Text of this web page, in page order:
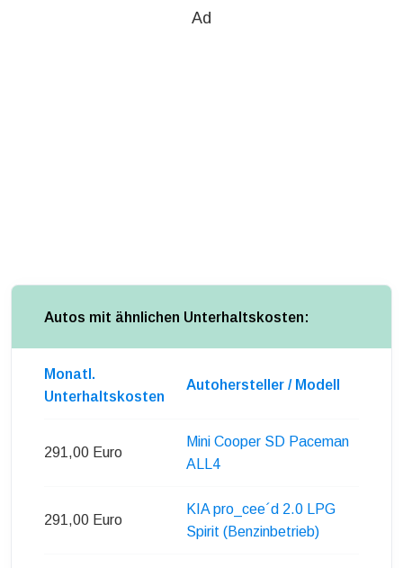
Ad
Autos mit ähnlichen Unterhaltskosten:
Monatl.
Unterhaltskosten
Autohersteller / Modell
291,00 Euro
Mini Cooper SD Paceman
ALL4
291,00 Euro
KIA pro_cee´d 2.0 LPG
Spirit (Benzinbetrieb)